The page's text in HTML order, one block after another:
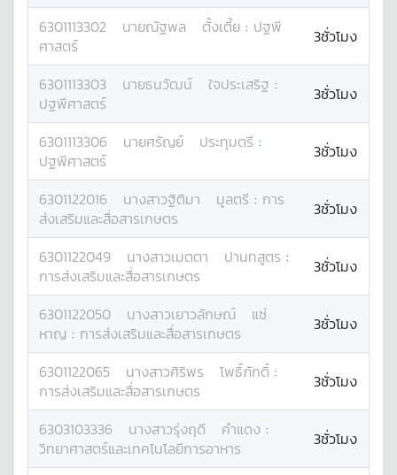
6301113302 นายณัฐพล ตั้งเตี้ย : ปฐพี
ศาสตร์
3ชั่วโมง
6301113303 นายธนวัฒน์ ใจประเสริฐ :
ปฐพีศาสตร์
3ชั่วโมง
6301113306 นายศรัญย์ ประทุมตรี :
ปฐพีศาสตร์
3ชั่วโมง
6301122016 นางสาวฐิติมา มูลตรี : การ
ส่งเสริมและสื่อสารเกษตร
3ชั่วโมง
6301122049 นางสาวเมตตา ปานทสูตร :
การส่งเสริมและสื่อสารเกษตร
3ชั่วโมง
6301122050 นางสาวเยาวลักษณ์
แซ่
หาญ : การส่งเสริมและสื่อสารเกษตร 3ชั่วโมง
6301122065 นางสาวศิริพร โพธิ์ภักดิ์ :
การส่งเสริมและสื่อสารเกษตร
3ชั่วโมง
6303103336 นางสาวรุ่งฤดี คำแดง :
วิทยาศาสตร์และเทคโนโลยีการอาหาร
3ชั่วโมง